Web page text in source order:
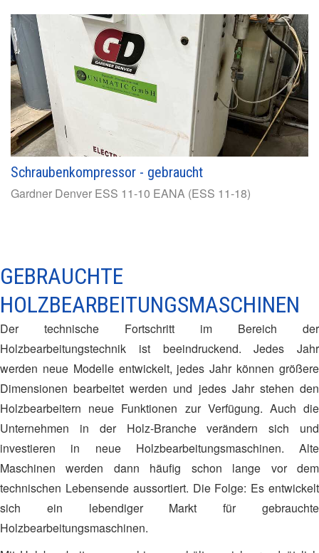
Schraubenkompressor - gebraucht
Gardner Denver ESS 11-10 EANA (ESS 11-18)
GEBRAUCHTE
HOLZBEARBEITUNGSMASCHINEN
Der technische Fortschritt im Bereich der
Holzbearbeitungstechnik ist beeindruckend. Jedes Jahr
werden neue Modelle entwickelt, jedes Jahr können größere
Dimensionen bearbeitet werden und jedes Jahr stehen den
Holzbearbeitern neue Funktionen zur Verfügung. Auch die
Unternehmen in der Holz-Branche verändern sich und
investieren in neue Holzbearbeitungsmaschinen. Alte
Maschinen werden dann häufig schon lange vor dem
technischen Lebensende aussortiert. Die Folge: Es entwickelt
sich ein lebendiger Markt für gebrauchte
Holzbearbeitungsmaschinen.